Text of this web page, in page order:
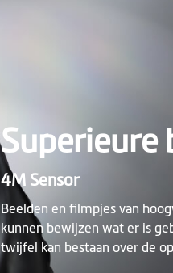
Superieure
4M Sensor
Beelden en filmpjes van
kunnen bewijzen wat er is
twijfel kan bestaan over de